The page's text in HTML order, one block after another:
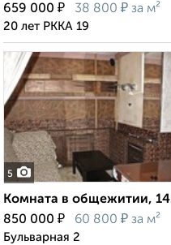
659 000 ₽ 38 800 ₽ за м²
20 лет РККА 19
5
Комната в общежитии,
850 000 ₽ 60 800 ₽ за м²
Бульварная 2